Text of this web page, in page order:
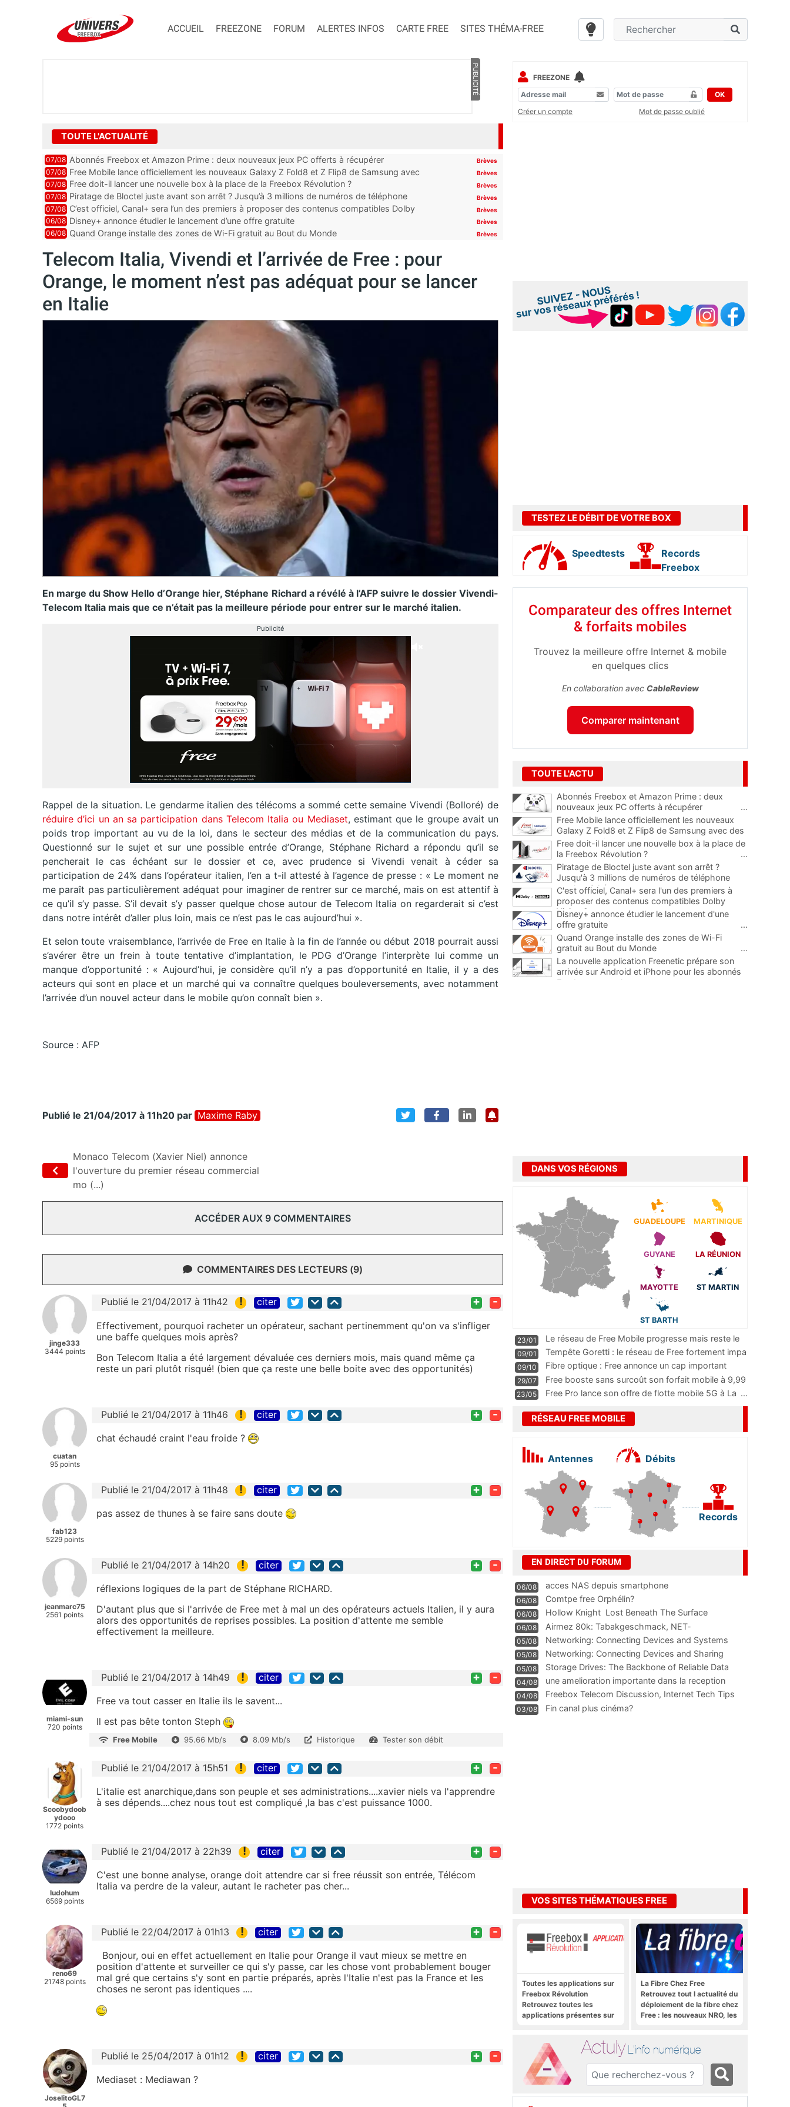
ACCUEIL FREEZONE FORUM ALERTES INFOS CARTE FREE SITES THÉMA-FREE
PUBLICITÉ
TOUTE L'ACTUALITÉ
07/08 Abonnés Freebox et Amazon Prime : deux nouveaux jeux PC offerts à récupérer Brèves
07/08 Free Mobile lance officiellement les nouveaux Galaxy Z Fold8 et Z Flip8 de Samsung avec
des promos et des cadeaux
Brèves
07/08 Free doit-il lancer une nouvelle box à la place de la Freebox Révolution ? Brèves
07/08 Piratage de Bloctel juste avant son arrêt ? Jusqu’à 3 millions de numéros de téléphone
auraient fuité
Brèves
07/08 C’est officiel, Canal+ sera l’un des premiers à proposer des contenus compatibles Dolby
Vision 2
Brèves
06/08 Disney+ annonce étudier le lancement d’une offre gratuite Brèves
06/08 Quand Orange installe des zones de Wi-Fi gratuit au Bout du Monde Brèves
Telecom Italia, Vivendi et l’arrivée de Free : pour
Orange, le moment n’est pas adéquat pour se lancer
en Italie
En marge du Show Hello d’Orange hier, Stéphane Richard a révélé à l’AFP suivre le dossier Vivendi-
Telecom Italia mais que ce n’était pas la meilleure période pour entrer sur le marché italien.
Publicité
Rappel de la situation. Le gendarme italien des télécoms a sommé cette semaine Vivendi (Bolloré) de
réduire d’ici un an sa participation dans Telecom Italia ou Mediaset, estimant que le groupe avait un
poids trop important au vu de la loi, dans le secteur des médias et de la communication du pays.
Questionné sur le sujet et sur une possible entrée d’Orange, Stéphane Richard a répondu qu’il se
pencherait le cas échéant sur le dossier et ce, avec prudence si Vivendi venait à céder sa
participation de 24% dans l’opérateur italien, l’en a t-il attesté à l’agence de presse : « Le moment ne
me paraît pas particulièrement adéquat pour imaginer de rentrer sur ce marché, mais on est attentif à
ce qu’il s’y passe. S’il devait s’y passer quelque chose autour de Telecom Italia on regarderait si c’est
dans notre intérêt d’aller plus loin, mais ce n’est pas le cas aujourd’hui ».
Et selon toute vraisemblance, l’arrivée de Free en Italie à la fin de l’année ou début 2018 pourrait aussi
s’avérer être un frein à toute tentative d’implantation, le PDG d’Orange l’interprète lui comme un
manque d’opportunité : « Aujourd’hui, je considère qu’il n’y a pas d’opportunité en Italie, il y a des
acteurs qui sont en place et un marché qui va connaître quelques bouleversements, avec notamment
l’arrivée d’un nouvel acteur dans le mobile qu’on connaît bien ».
Source : AFP
Publié le 21/04/2017 à 11h20 par Maxime Raby
Monaco Telecom (Xavier Niel) annonce
l'ouverture du premier réseau commercial
mo (...)
ACCÉDER AUX 9 COMMENTAIRES
COMMENTAIRES DES LECTEURS (9)
jinge333
3444 points
Publié le 21/04/2017 à 11h42 ! citer + -
Effectivement, pourquoi racheter un opérateur, sachant pertinemment qu'on va s'infliger
une baffe quelques mois après?
Bon Telecom Italia a été largement dévaluée ces derniers mois, mais quand même ça
reste un pari plutôt risqué! (bien que ça reste une belle boite avec des opportunités)
cuatan
95 points
Publié le 21/04/2017 à 11h46 ! citer + -
chat échaudé craint l'eau froide ?
fab123
5229 points
Publié le 21/04/2017 à 11h48 ! citer + -
pas assez de thunes à se faire sans doute
jeanmarc75
2561 points
Publié le 21/04/2017 à 14h20 ! citer + -
réflexions logiques de la part de Stéphane RICHARD.
D'autant plus que si l'arrivée de Free met à mal un des opérateurs actuels Italien, il y aura
alors des opportunités de reprises possibles. La position d'attente me semble
effectivement la meilleure.
miami-sun
720 points
Publié le 21/04/2017 à 14h49 ! citer + -
Free va tout casser en Italie ils le savent...
Il est pas bête tonton Steph
Free Mobile 95.66 Mb/s 8.09 Mb/s Historique Tester son débit
Scoobydoob
ydooo
1772 points
Publié le 21/04/2017 à 15h51 ! citer + -
L'italie est anarchique,dans son peuple et ses administrations....xavier niels va l'apprendre
à ses dépends....chez nous tout est compliqué ,la bas c'est puissance 1000.
ludohum
6569 points
Publié le 21/04/2017 à 22h39 ! citer + -
C'est une bonne analyse, orange doit attendre car si free réussit son entrée, Télécom
Italia va perdre de la valeur, autant le racheter pas cher...
reno69
21748 points
Publié le 22/04/2017 à 01h13 ! citer + -
Bonjour, oui en effet actuellement en Italie pour Orange il vaut mieux se mettre en
position d'attente et surveiller ce qui s'y passe, car les chose vont probablement bouger
mal gré que certains s'y sont en partie préparés, après l'Italie n'est pas la France et les
choses ne seront pas identiques ....
JoselitoGL7
Publié le 25/04/2017 à 01h12 ! citer + -
Mediaset : Mediawan ?
FREEZONE
OK
Créer un compte
Mot de passe oublié
TESTEZ LE DÉBIT DE VOTRE BOX
Speedtests
Records
Freebox
Comparateur des offres Internet
& forfaits mobiles
Trouvez la meilleure offre Internet & mobile
en quelques clics
En collaboration avec CableReview
Comparer maintenant
TOUTE L'ACTU
Abonnés Freebox et Amazon Prime : deux
nouveaux jeux PC offerts à récupérer
...
Free Mobile lance officiellement les nouveaux
Galaxy Z Fold8 et Z Flip8 de Samsung avec des
promos et des cadeaux
...
Free doit-il lancer une nouvelle box à la place de
la Freebox Révolution ?
...
Piratage de Bloctel juste avant son arrêt ?
Jusqu'à 3 millions de numéros de téléphone
auraient fuité
C'est officiel, Canal+ sera l'un des premiers à
proposer des contenus compatibles Dolby
Vision 2
Disney+ annonce étudier le lancement d'une
offre gratuite
...
Quand Orange installe des zones de Wi-Fi
gratuit au Bout du Monde
...
La nouvelle application Freenetic prépare son
arrivée sur Android et iPhone pour les abonnés
Freebox, testez la
DANS VOS RÉGIONS
GUADELOUPE MARTINIQUE
GUYANE LA RÉUNION
MAYOTTE ST MARTIN
ST BARTH
23/01
Le réseau de Free Mobile progresse mais reste le
m
...
09/01
Tempête Goretti : le réseau de Free fortement impa
09/10
Fibre optique : Free annonce un cap important
pass
...
29/07
Free booste sans surcoût son forfait mobile à 9,99
23/05 Free Pro lance son offre de flotte mobile 5G à La ...
RÉSEAU FREE MOBILE
Antennes Débits
Records
EN DIRECT DU FORUM
06/08 acces NAS depuis smartphone
06/08 Comtpe free Orphélin?
06/08 Hollow Knight  Lost Beneath The Surface
06/08
Airmez 80k: Tabakgeschmack, NET-
Technologie und Leistung im
05/08 Networking: Connecting Devices and Systems
05/08
Networking: Connecting Devices and Sharing
Information
05/08
Storage Drives: The Backbone of Reliable Data
Management
04/08
une amelioration importante dans la reception
WIFI
04/08
Freebox Telecom Discussion, Internet Tech Tips
Communi
03/08 Fin canal plus cinéma?
VOS SITES THÉMATIQUES FREE
Toutes les applications sur
Freebox Révolution
Retrouvez toutes les
applications présentes sur
La Fibre Chez Free
Retrouvez tout l actualité du
déploiement de la fibre chez
Free : les nouveaux NRO, les
Actuly L'info numérique